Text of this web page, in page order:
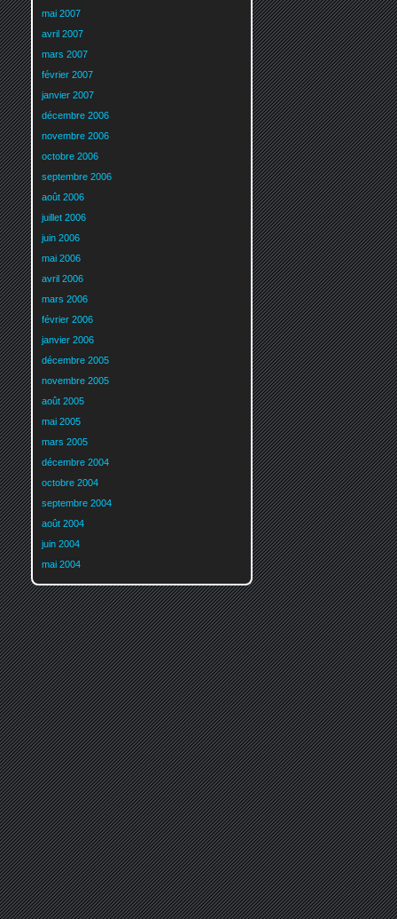
mai 2007
avril 2007
mars 2007
février 2007
janvier 2007
décembre 2006
novembre 2006
octobre 2006
septembre 2006
août 2006
juillet 2006
juin 2006
mai 2006
avril 2006
mars 2006
février 2006
janvier 2006
décembre 2005
novembre 2005
août 2005
mai 2005
mars 2005
décembre 2004
octobre 2004
septembre 2004
août 2004
juin 2004
mai 2004